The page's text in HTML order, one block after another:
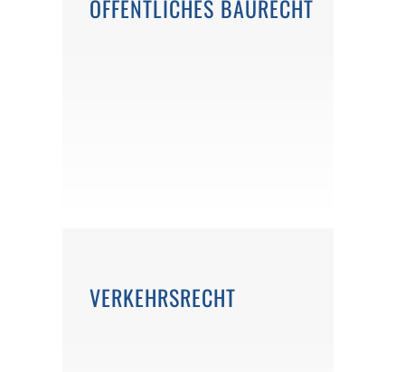
ÖFFENTLICHES BAURECHT
VERKEHRSRECHT